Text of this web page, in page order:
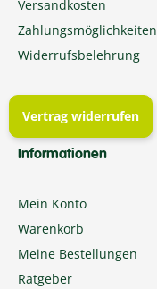
Versandkosten
Zahlungsmöglichkeiten
Widerrufsbelehrung
Vertrag widerrufen
Informationen
Mein Konto
Warenkorb
Meine Bestellungen
Ratgeber